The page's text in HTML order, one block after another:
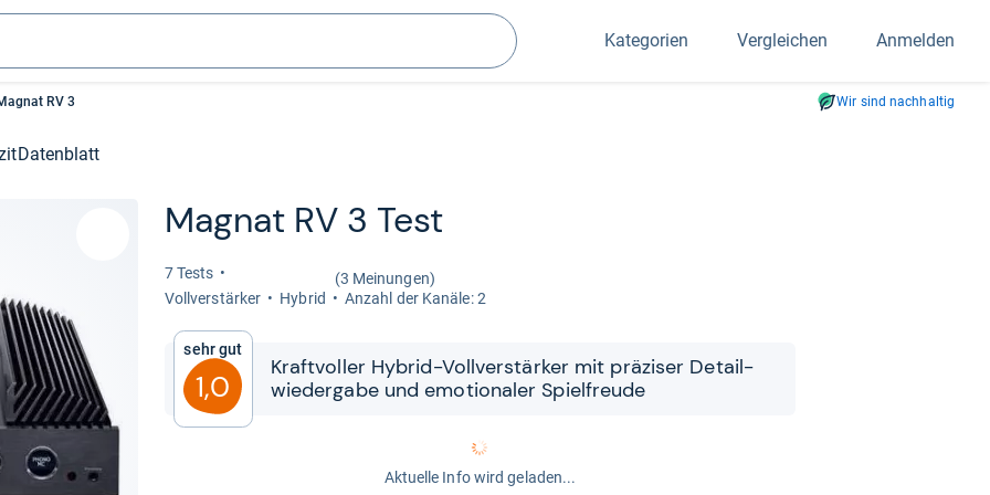
Suchen Kategorien Vergleichen Anmelden
RV 3 Wir sind nachhaltig
Datenblatt
Magnat RV 3 Test
7 Tests
(3 Meinungen)
Voll­ver­stär­ker
Hybrid Anzahl der Kanäle: 2
Sehr gut
1,0
Kraft­vol­ler Hybrid-​​Voll­ver­stär­ker mit prä­zi­ser Detail­
wie­der­gabe und emo­tio­na­ler Spiel­freude
Aktuelle Info wird geladen...